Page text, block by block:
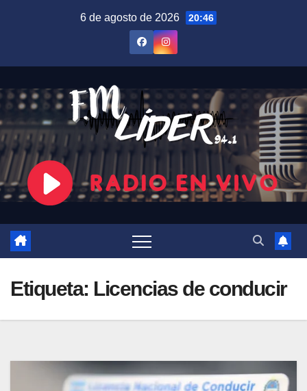
6 de agosto de 2026 20:46
Etiqueta: Licencias de conducir